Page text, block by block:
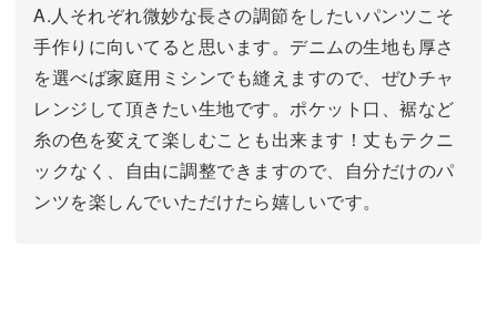
A.人それぞれ微妙な長さの調節をしたいパンツこそ
手作りに向いてると思います。デニムの生地も厚さ
を選べば家庭用ミシンでも縫えますので、ぜひチャ
レンジして頂きたい生地です。ポケット口、裾など
糸の色を変えて楽しむことも出来ます！丈もテクニ
ックなく、自由に調整できますので、自分だけのパ
ンツを楽しんでいただけたら嬉しいです。